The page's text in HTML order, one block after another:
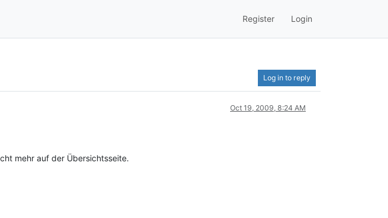
Register Login
Log in to reply
Oct 19, 2009, 8:24 AM
mehr auf der Übersichtsseite.